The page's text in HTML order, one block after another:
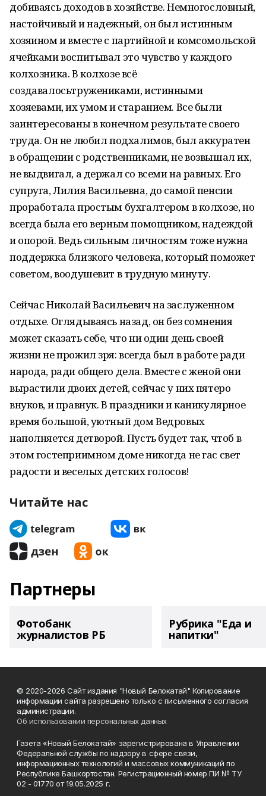
добиваясь доходов в хозяйстве. Немногословный,
настойчивый и надежный, он был истин­ным
хозяином и вместе с партийной и комсомольской
ячейками вос­питывал это чувство у каждого
колхозника. В колхозе всё
создавалосьтружениками, истинными
хозяевами, их умом и ста­ранием. Все были
заинтересованы в конечном результате своего
труда. Он не любил подхалимов, был аккуратен
в обращении с родственниками, не возвышал их,
не выдвигал, а держал со всеми на равных. Его
супруга, Лилия Васильевна, до самой пенсии
проработала простым бухгалтером в колхозе, но
всегда была его верным помощником, надеждой
и опорой. Ведь сильным личностям тоже нужна
поддержка близкого человека, который поможет
советом, воодушевит в трудную минуту.
Сейчас Николай Васильевич на заслуженном
отдыхе. Оглядываясь назад, он без сомнения
может сказать себе, что ни один день своей
жизни не прожил зря: всегда был в работе ради
народа, ради общего дела. Вместе с женой они
вырастили двоих детей, сейчас у них пятеро
внуков, и правнук. В праздники и каникулярное
время большой, уютный дом Ведровых
наполняется детворой. Пусть будет так, чтоб в
этом гостеприимном доме никогда не гас свет
радости и веселых детских голосов!
Читайте нас
Партнеры
Фотобанк
журналистов РБ
Рубрика "Еда и
напитки"
© 2020-2026 Сайт издания "Новый Белокатай" Копирование
информации сайта разрешено только с письменного согласия
администрации.
Об использовании персональных данных
Газета «Новый Белокатай» зарегистрирована в Управлении
Федеральной службы по надзору в сфере связи,
информационных технологий и массовых коммуникаций по
Республике Башкортостан. Регистрационный номер ПИ № ТУ
02 - 01770 от 19.05.2025 г.